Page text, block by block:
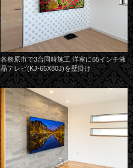
各務原市で3台同時施工 洋室に65インチ液
晶テレビ(KJ-65X80J)を壁掛け